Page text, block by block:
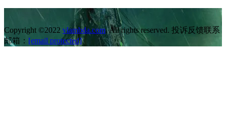
Copyright ©2022 vlambda.com. All rights reserved. 投诉反馈联系
邮箱： [email protected]